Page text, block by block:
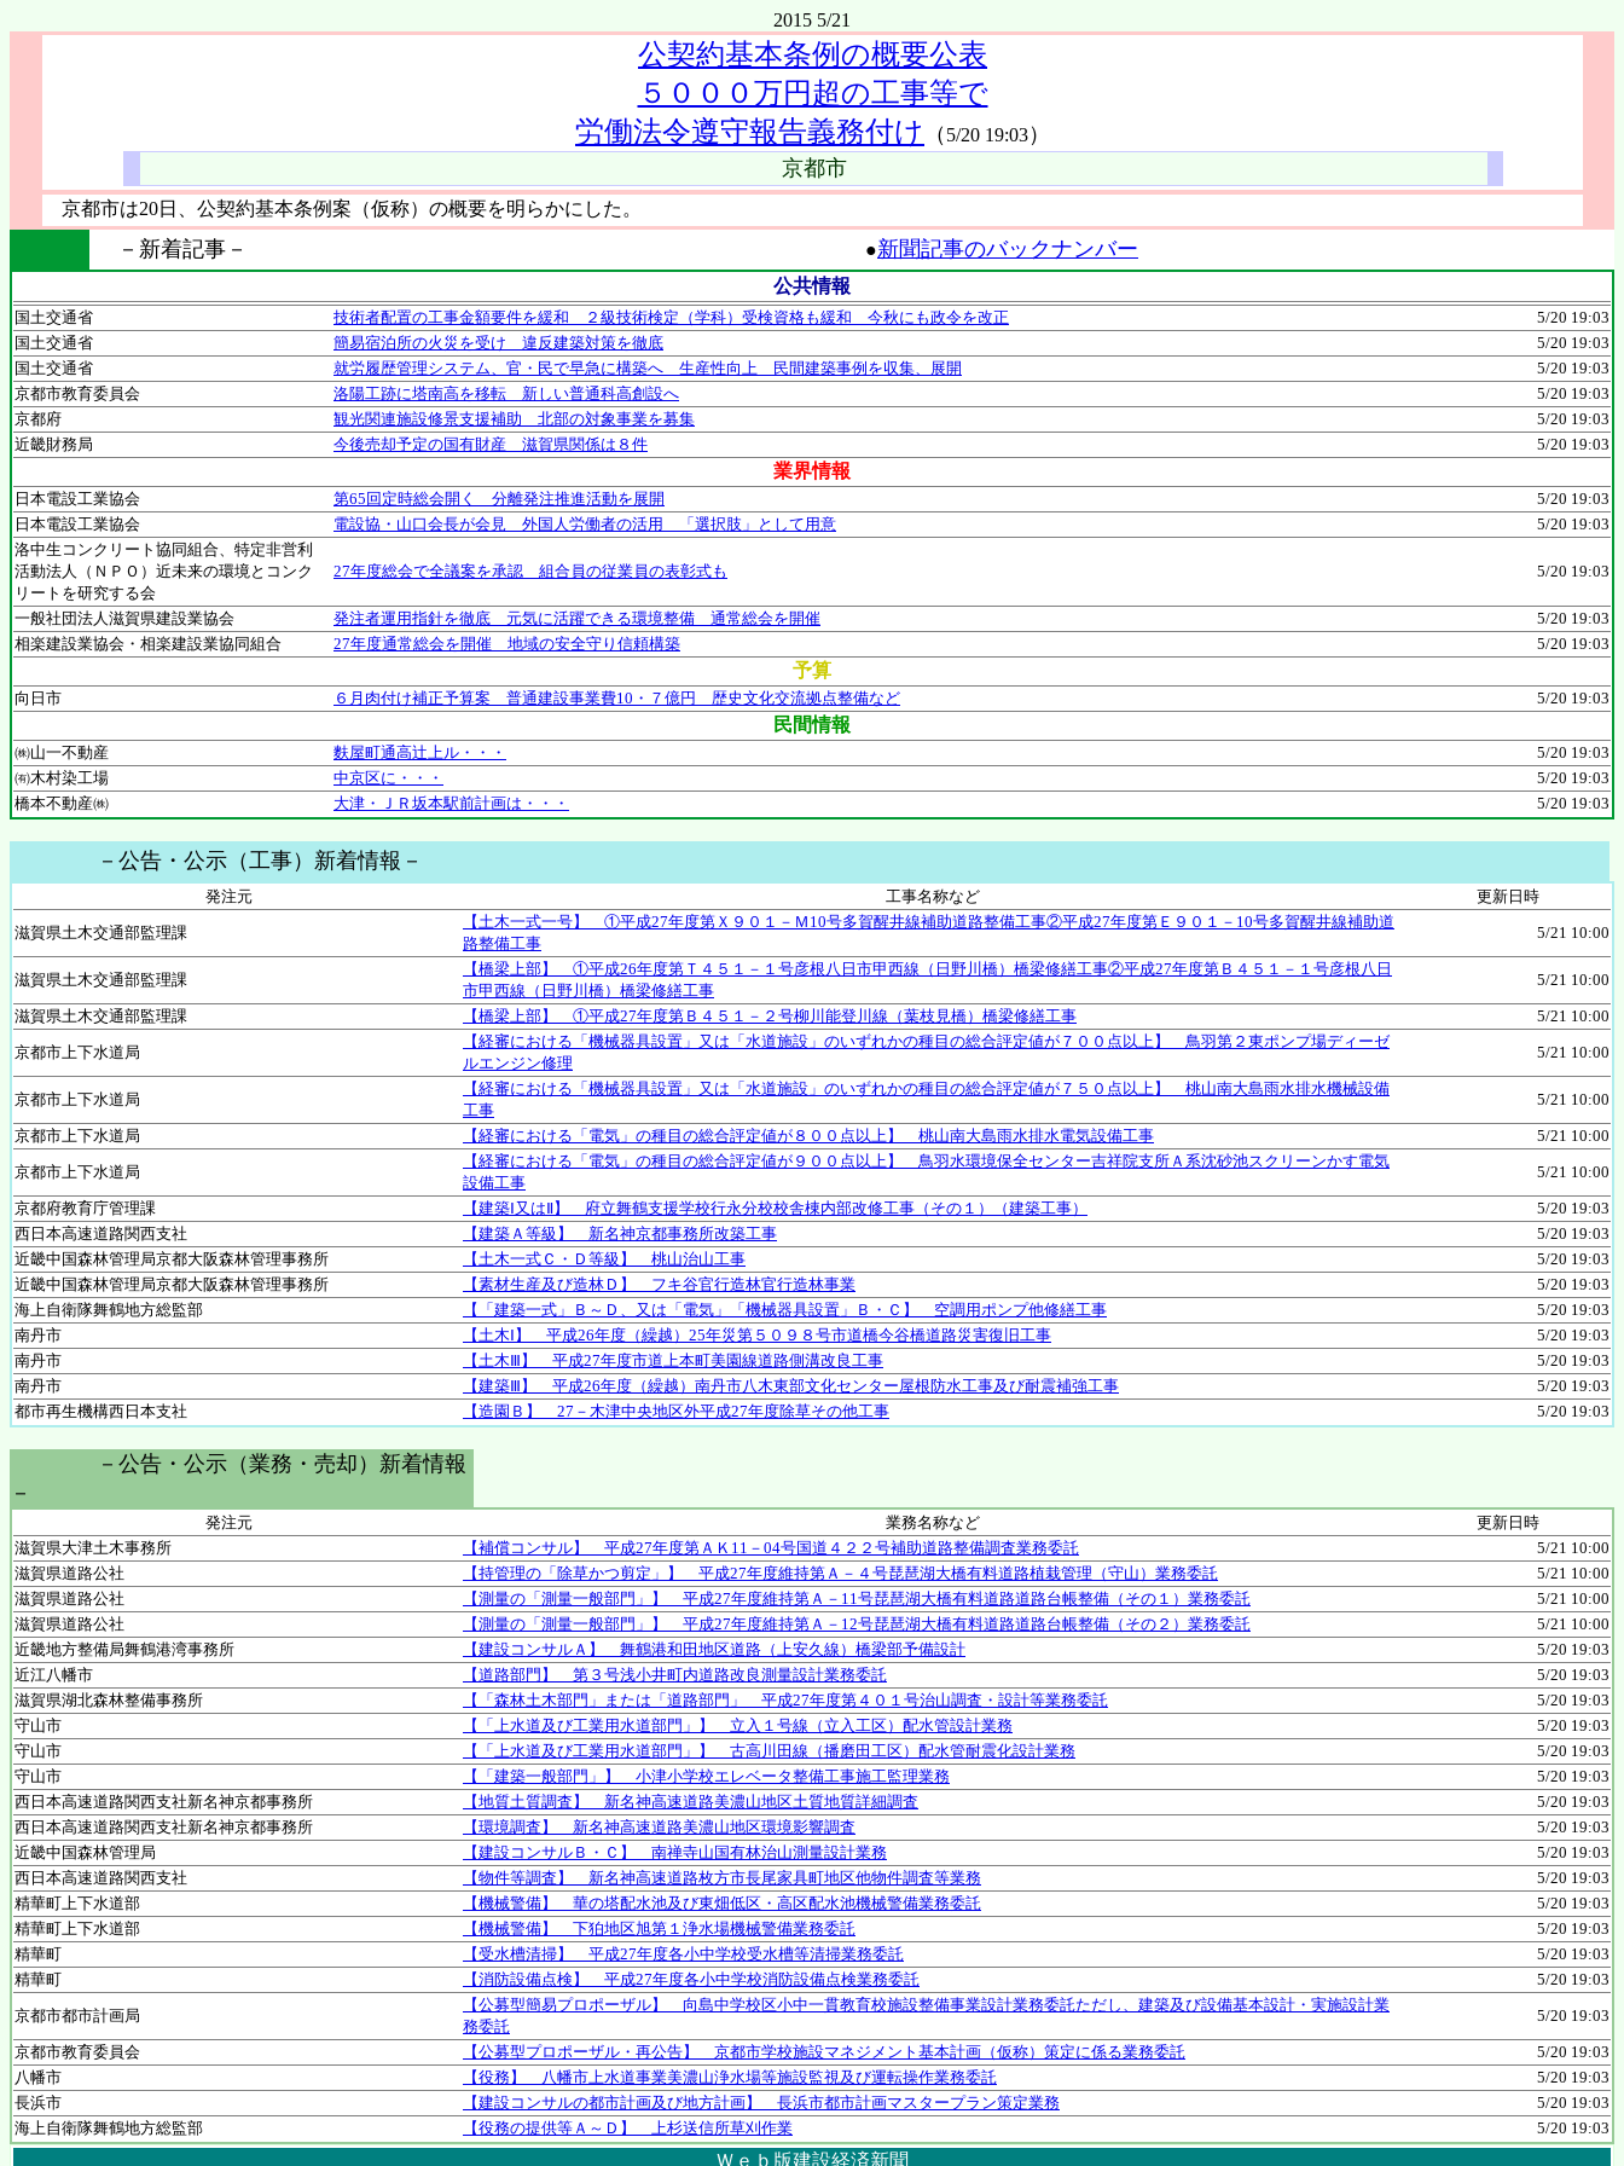
2015 5/21
公契約基本条例の概要公表
５０００万円超の工事等で
労働法令遵守報告義務付け
（ 5/20 19:03）
京都市
京都市は20日、公契約基本条例案（仮称）の概要を明らかにした。
－新着記事－ ●新聞記事のバックナンバー
公共情報
国土交通省 技術者配置の工事金額要件を緩和 ２級技術検定（学科）受検資格も緩和 今秋にも政令を改正
5/20 19:03
国土交通省
簡易宿泊所の火災を受け 違反建築対策を徹底
5/20 19:03
国土交通省
就労履歴管理システム、官・民で早急に構築へ 生産性向上 民間建築事例を収集、展開
5/20 19:03
京都市教育委員会
洛陽工跡に塔南高を移転 新しい普通科高創設へ
5/20 19:03
京都府
観光関連施設修景支援補助 北部の対象事業を募集
5/20 19:03
近畿財務局
今後売却予定の国有財産 滋賀県関係は８件 5/20 19:03
業界情報
日本電設工業協会 第65回定時総会開く 分離発注推進活動を展開
5/20 19:03
日本電設工業協会
電設協・山口会長が会見 外国人労働者の活用 「選択肢」として用意
5/20 19:03
洛中生コンクリート協同組合、特定非営利
活動法人（ＮＰＯ）近未来の環境とコンク
リートを研究する会
27年度総会で全議案を承認 組合員の従業員の表彰式も 5/20 19:03
一般社団法人滋賀県建設業協会 発注者運用指針を徹底 元気に活躍できる環境整備 通常総会を開催
5/20 19:03
相楽建設業協会・相楽建設業協同組合
27年度通常総会を開催 地域の安全守り信頼構築 5/20 19:03
予算
向日市 ６月肉付け補正予算案 普通建設事業費10・７億円 歴史文化交流拠点整備など 5/20 19:03
民間情報
㈱山一不動産 麩屋町通高辻上ル・・・
5/20 19:03
㈲木村染工場
中京区に・・・
5/20 19:03
橋本不動産㈱
大津・ＪＲ坂本駅前計画は・・・ 5/20 19:03
－公告・公示（工事）新着情報－
発注元 工事名称など
更新日時
滋賀県土木交通部監理課
【土木一式一号】 ①平成27年度第Ｘ９０１－Ｍ10号多賀醒井線補助道路整備工事②平成27年度第Ｅ９０１－10号多賀醒井線補助道
路整備工事
5/21 10:00
滋賀県土木交通部監理課
【橋梁上部】 ①平成26年度第Ｔ４５１－１号彦根八日市甲西線（日野川橋）橋梁修繕工事②平成27年度第Ｂ４５１－１号彦根八日
市甲西線（日野川橋）橋梁修繕工事
5/21 10:00
滋賀県土木交通部監理課
【橋梁上部】 ①平成27年度第Ｂ４５１－２号柳川能登川線（葉枝見橋）橋梁修繕工事
5/21 10:00
京都市上下水道局
【経審における「機械器具設置」又は「水道施設」のいずれかの種目の総合評定値が７００点以上】 鳥羽第２東ポンプ場ディーゼ
ルエンジン修理
5/21 10:00
京都市上下水道局
【経審における「機械器具設置」又は「水道施設」のいずれかの種目の総合評定値が７５０点以上】 桃山南大島雨水排水機械設備
工事
5/21 10:00
京都市上下水道局
【経審における「電気」の種目の総合評定値が８００点以上】 桃山南大島雨水排水電気設備工事
5/21 10:00
京都市上下水道局
【経審における「電気」の種目の総合評定値が９００点以上】 鳥羽水環境保全センター吉祥院支所Ａ系沈砂池スクリーンかす電気
設備工事
5/21 10:00
京都府教育庁管理課
【建築Ⅰ又はⅡ】 府立舞鶴支援学校行永分校校舎棟内部改修工事（その１）（建築工事）
5/20 19:03
西日本高速道路関西支社
【建築Ａ等級】 新名神京都事務所改築工事
5/20 19:03
近畿中国森林管理局京都大阪森林管理事務所
【土木一式Ｃ・Ｄ等級】 桃山治山工事
5/20 19:03
近畿中国森林管理局京都大阪森林管理事務所
【素材生産及び造林Ｄ】 フキ谷官行造林官行造林事業
5/20 19:03
海上自衛隊舞鶴地方総監部
【「建築一式」Ｂ～Ｄ、又は「電気」「機械器具設置」Ｂ・Ｃ】 空調用ポンプ他修繕工事
5/20 19:03
南丹市
【土木Ⅰ】 平成26年度（繰越）25年災第５０９８号市道橋今谷橋道路災害復旧工事
5/20 19:03
南丹市
【土木Ⅲ】 平成27年度市道上本町美園線道路側溝改良工事
5/20 19:03
南丹市
【建築Ⅲ】 平成26年度（繰越）南丹市八木東部文化センター屋根防水工事及び耐震補強工事
5/20 19:03
都市再生機構西日本支社
【造園Ｂ】 27－木津中央地区外平成27年度除草その他工事 5/20 19:03
－公告・公示（業務・売却）新着情報
－
発注元 業務名称など
更新日時
滋賀県大津土木事務所
【補償コンサル】 平成27年度第ＡＫ11－04号国道４２２号補助道路整備調査業務委託
5/21 10:00
滋賀県道路公社
【持管理の「除草かつ剪定」】 平成27年度維持第Ａ－４号琵琶湖大橋有料道路植栽管理（守山）業務委託
5/21 10:00
滋賀県道路公社
【測量の「測量一般部門」】 平成27年度維持第Ａ－11号琵琶湖大橋有料道路道路台帳整備（その１）業務委託
5/21 10:00
滋賀県道路公社
【測量の「測量一般部門」】 平成27年度維持第Ａ－12号琵琶湖大橋有料道路道路台帳整備（その２）業務委託
5/21 10:00
近畿地方整備局舞鶴港湾事務所
【建設コンサルＡ】 舞鶴港和田地区道路（上安久線）橋梁部予備設計
5/20 19:03
近江八幡市
【道路部門】 第３号浅小井町内道路改良測量設計業務委託
5/20 19:03
滋賀県湖北森林整備事務所
【「森林土木部門」または「道路部門」 平成27年度第４０１号治山調査・設計等業務委託
5/20 19:03
守山市
【「上水道及び工業用水道部門」】 立入１号線（立入工区）配水管設計業務
5/20 19:03
守山市
【「上水道及び工業用水道部門」】 古高川田線（播磨田工区）配水管耐震化設計業務
5/20 19:03
守山市
【「建築一般部門」】 小津小学校エレベータ整備工事施工監理業務
5/20 19:03
西日本高速道路関西支社新名神京都事務所
【地質土質調査】 新名神高速道路美濃山地区土質地質詳細調査
5/20 19:03
西日本高速道路関西支社新名神京都事務所
【環境調査】 新名神高速道路美濃山地区環境影響調査
5/20 19:03
近畿中国森林管理局
【建設コンサルＢ・Ｃ】 南禅寺山国有林治山測量設計業務
5/20 19:03
西日本高速道路関西支社
【物件等調査】 新名神高速道路枚方市長尾家具町地区他物件調査等業務
5/20 19:03
精華町上下水道部
【機械警備】 華の塔配水池及び東畑低区・高区配水池機械警備業務委託
5/20 19:03
精華町上下水道部
【機械警備】 下狛地区旭第１浄水場機械警備業務委託
5/20 19:03
精華町
【受水槽清掃】 平成27年度各小中学校受水槽等清掃業務委託
5/20 19:03
精華町
【消防設備点検】 平成27年度各小中学校消防設備点検業務委託
5/20 19:03
京都市都市計画局
【公募型簡易プロポーザル】 向島中学校区小中一貫教育校施設整備事業設計業務委託ただし、建築及び設備基本設計・実施設計業
務委託
5/20 19:03
京都市教育委員会
【公募型プロポーザル・再公告】 京都市学校施設マネジメント基本計画（仮称）策定に係る業務委託
5/20 19:03
八幡市
【役務】 八幡市上水道事業美濃山浄水場等施設監視及び運転操作業務委託
5/20 19:03
長浜市
【建設コンサルの都市計画及び地方計画】 長浜市都市計画マスタープラン策定業務
5/20 19:03
海上自衛隊舞鶴地方総監部
【役務の提供等Ａ～Ｄ】 上杉送信所草刈作業 5/20 19:03
Ｗｅｂ版建設経済新聞